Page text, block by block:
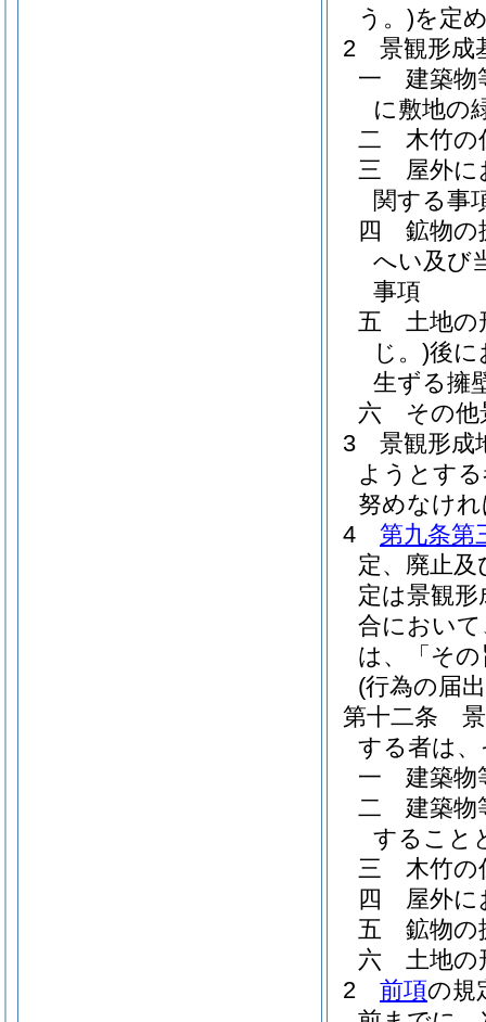
う。)を定
2
景観形成
一
建築物
に敷地の
二
木竹の
三
屋外
関する事
四
鉱物の
へい及び
事項
五
土地の
じ。)後に
生ずる擁
六
その
3
景観形成
ようとす
努めなけ
4
第九条第
定、廃止
定は景観
合において
は、「そ
(行為の届
第十二条
する者は
一
建築物
二
建築物
すること
三
木竹の
四
屋外
五
鉱物の
六
土地の
2
前項の規